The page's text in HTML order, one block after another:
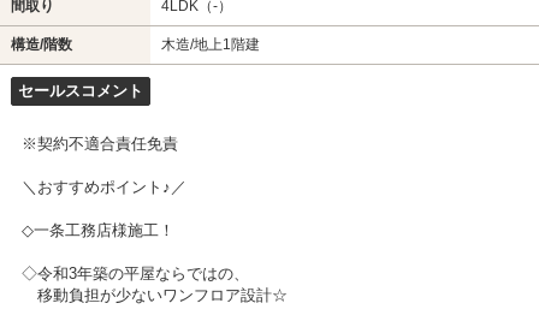
間取り 4LDK（-）
構造/階数 木造/地上1階建
セールスコメント
※契約不適合責任免責
＼おすすめポイント♪／
◇一条工務店様施工！
◇令和3年築の平屋ならではの、
移動負担が少ないワンフロア設計☆